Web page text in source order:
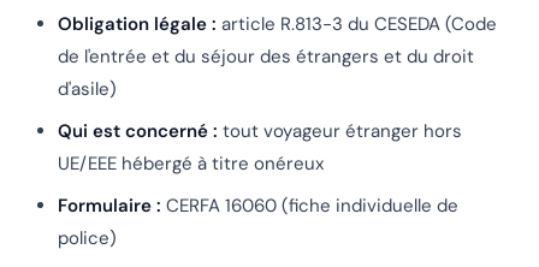
Obligation légale : article R.813-3 du CESEDA (Code
de l'entrée et du séjour des étrangers et du droit
d'asile)
Qui est concerné : tout voyageur étranger hors
UE/EEE hébergé à titre onéreux
Formulaire : CERFA 16060 (fiche individuelle de
police)